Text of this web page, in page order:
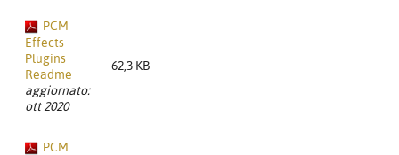
PCM
Effects
Plugins
Readme
aggiornato:
ott 2020
62,3 KB
PCM